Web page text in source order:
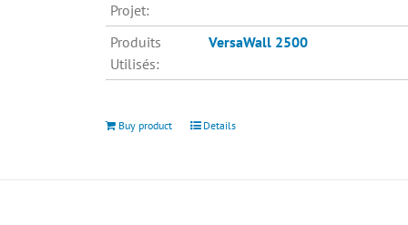
Projet:
Produits
Utilisés:
VersaWall 2500
Buy product Details